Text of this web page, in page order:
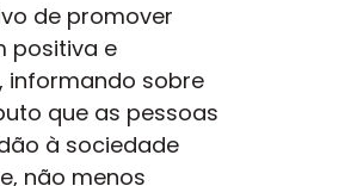
de promover
positiva e
informando sobre
que as pessoas
à sociedade
não menos